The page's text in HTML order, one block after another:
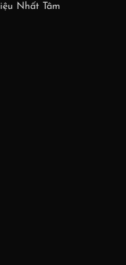
Nhất Tâm